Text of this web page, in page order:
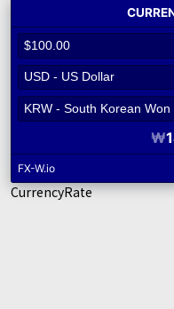
CurrencyRate